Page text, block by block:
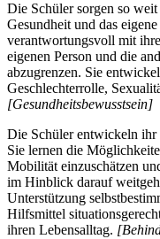
Die Schüler sorgen so
Gesundheit und das
verantwortungsvoll mit
eigenen Person und die
abzugrenzen. Sie
Geschlechterrolle,
[Gesundheitsbewusstsein]
Die Schüler entwickeln ihr
Sie lernen die
Mobilität einzuschätzen
im Hinblick darauf
Unterstützung
Hilfsmittel
ihren Lebensalltag.